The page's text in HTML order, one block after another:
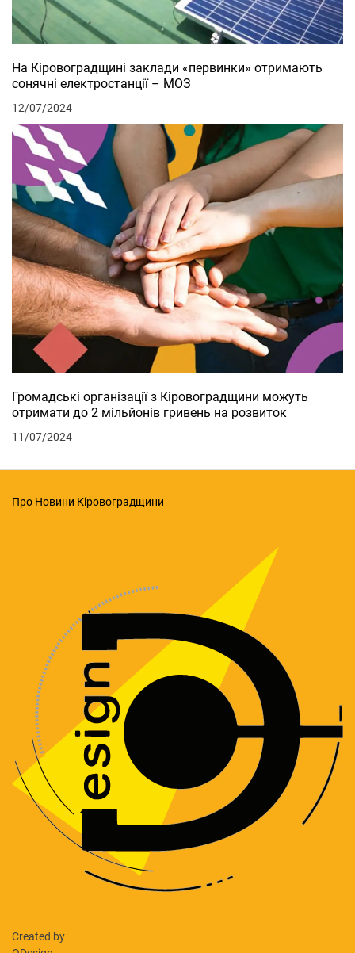
На Кіровоградщині заклади «первинки» отримають
сонячні електростанції – МОЗ
12/07/2024
Громадські організації з Кіровоградщини можуть
отримати до 2 мільйонів гривень на розвиток
11/07/2024
Про Новини Кіровоградщини
Created by